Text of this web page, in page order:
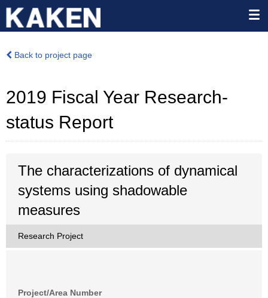
Back to project page
2019 Fiscal Year Research-
status Report
The characterizations of dynamical
systems using shadowable
measures
Research Project
Project/Area Number